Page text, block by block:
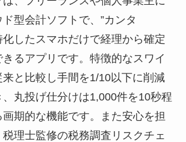
型会計ソフトで、”カンタ
化したスマホだけで経理から確定
るアプリです。特徴的なスワイ
と比較し手間を1/10以下に削減
丸投げ仕分けは1,000件を10秒程
期的な機能です。また安心を担
理士監修の税務調査リスクチェ